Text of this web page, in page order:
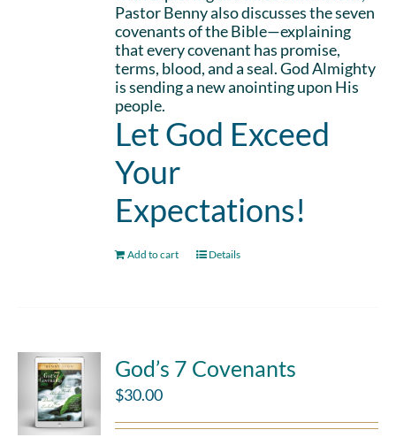
Pastor Benny also discusses the seven
covenants of the Bible—explaining
that every covenant has promise,
terms, blood, and a seal. God Almighty
is sending a new anointing upon His
people.
Let God Exceed
Your
Expectations!
Add to cart Details
God’s 7 Covenants
$30.00